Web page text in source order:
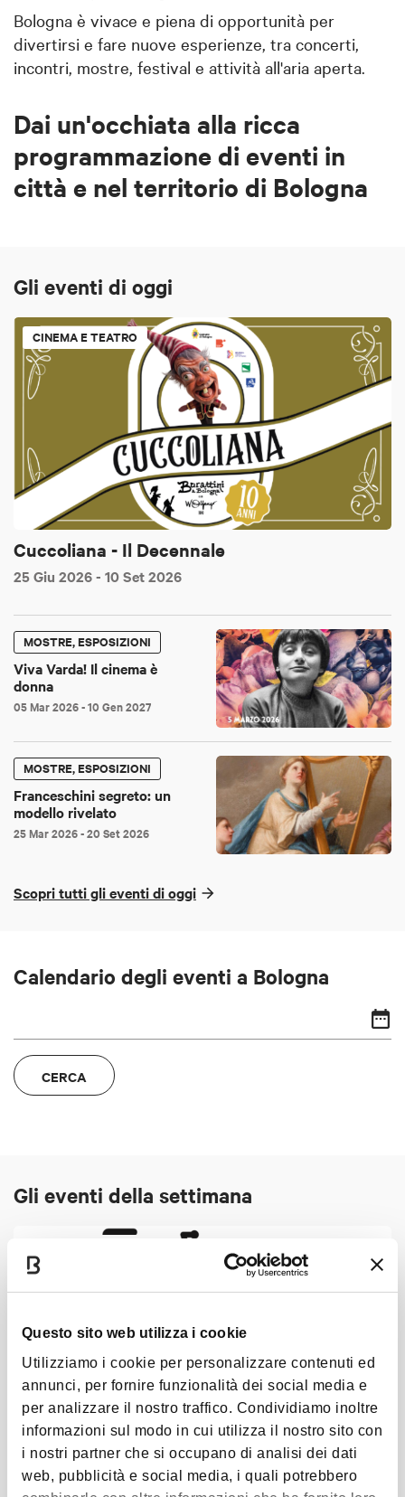
Questo sito web utilizza i cookie
Utilizziamo i cookie per personalizzare contenuti ed
annunci, per fornire funzionalità dei social media e
per analizzare il nostro traffico. Condividiamo inoltre
informazioni sul modo in cui utilizza il nostro sito con
i nostri partner che si occupano di analisi dei dati
web, pubblicità e social media, i quali potrebbero
Bologna è vivace e piena di opportunità per
divertirsi e fare nuove esperienze, tra concerti,
incontri, mostre, festival e attività all'aria aperta.
Dai un'occhiata alla ricca
programmazione di eventi in
città e nel territorio di Bologna
Gli eventi di oggi
CINEMA E TEATRO
Cuccoliana - Il Decennale
25 Giu 2026- 10 Set 2026
MOSTRE, ESPOSIZIONI
Viva Varda! Il cinema è
donna
05 Mar 2026- 10 Gen 2027
MOSTRE, ESPOSIZIONI
Franceschini segreto: un
modello rivelato
25 Mar 2026- 20 Set 2026
Scopri tutti gli eventi di oggi
Calendario degli eventi a Bologna
CERCA
Gli eventi della settimana
BikeMeToTheMoon
02 Set 2025- 25 Ago 2026